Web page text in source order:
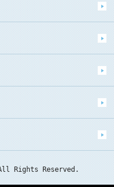
Rights Reserved.